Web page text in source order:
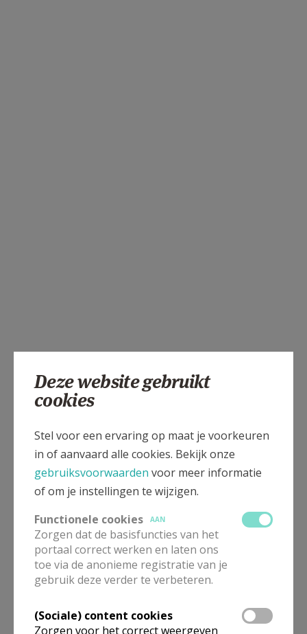
Deze website gebruikt
cookies
Stel voor een ervaring op maat je voorkeuren
in of aanvaard alle cookies. Bekijk onze
gebruiksvoorwaarden voor meer informatie
of om je instellingen te wijzigen.
Functionele cookies
AAN
Zorgen dat de basisfuncties van het
portaal correct werken en laten ons
toe via de anonieme registratie van je
gebruik deze verder te verbeteren.
(Sociale) content cookies
Zorgen voor het correct weergeven